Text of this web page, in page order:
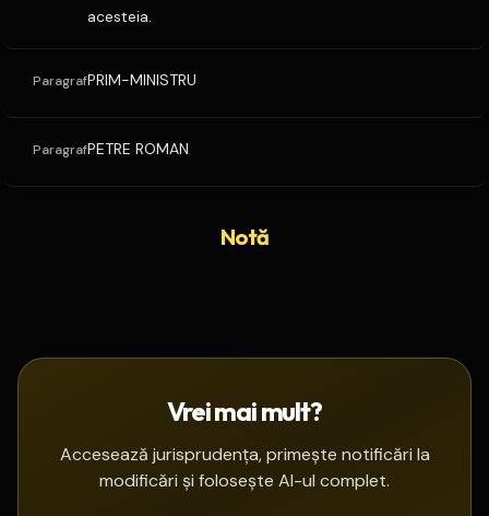
acesteia.
ParagrafPRIM-MINISTRU
ParagrafPETRE ROMAN
Notă
Vrei mai mult?
Accesează jurisprudența, primește notificări la
modificări și folosește AI-ul complet.